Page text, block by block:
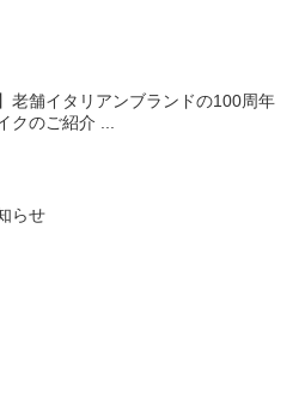
老舗イタリアンブランドの100周年
クのご紹介 ...
らせ